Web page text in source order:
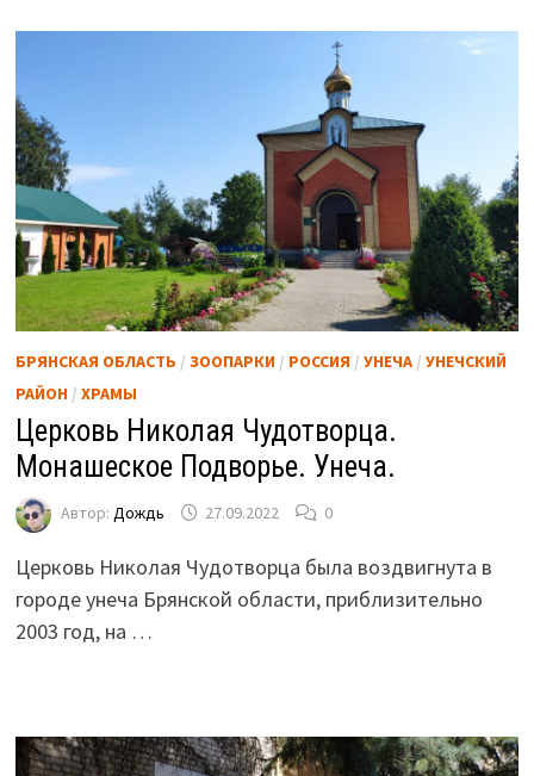
БРЯНСКАЯ ОБЛАСТЬ / ЗООПАРКИ/ РОССИЯ / УНЕЧА/ УНЕЧСКИЙ
РАЙОН/ ХРАМЫ
Церковь Николая Чудотворца.
Монашеское Подворье. Унеча.
Автор: Дождь 27.09.2022 0
Церковь Николая Чудотворца была воздвигнута в
городе унеча Брянской области, приблизительно
2003 год, на …